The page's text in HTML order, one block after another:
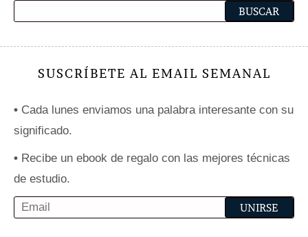
SUSCRÍBETE AL EMAIL SEMANAL
• Cada lunes enviamos una palabra interesante con su
significado.
• Recibe un ebook de regalo con las mejores técnicas
de estudio.